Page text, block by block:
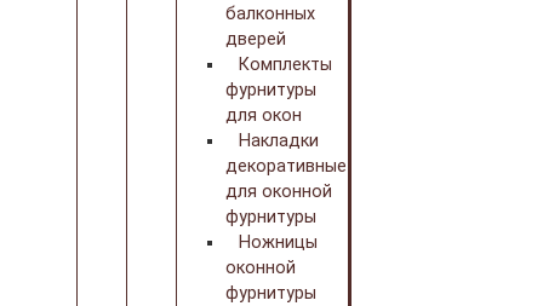
балконных
дверей
Комплекты
фурнитуры
для окон
Накладки
декоративные
для оконной
фурнитуры
Ножницы
оконной
фурнитуры